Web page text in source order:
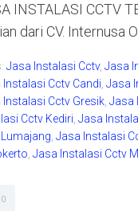
INSTALASI CCTV
dari CV. Internusa
Jasa Instalasi Cctv, Jasa
Instalasi Cctv Candi Jasa
Instalasi Cctv Gresik Jasa
Cctv Kediri Jasa
Jasa Instalasi
Jasa Instalasi Cctv
0